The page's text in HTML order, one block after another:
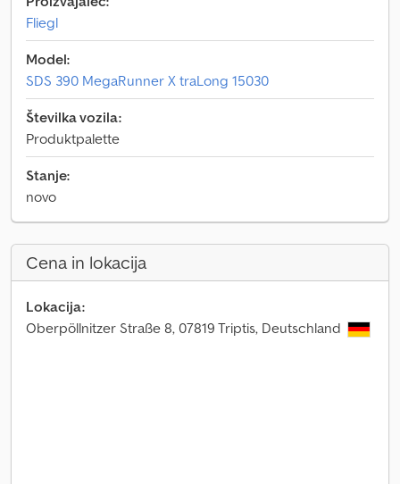
Fliegl
Model:
SDS 390 MegaRunner X traLong 15030
Številka vozila:
Produktpalette
Stanje:
novo
Cena in lokacija
Lokacija:
Oberpöllnitzer Straße 8, 07819 Triptis, Deutschland